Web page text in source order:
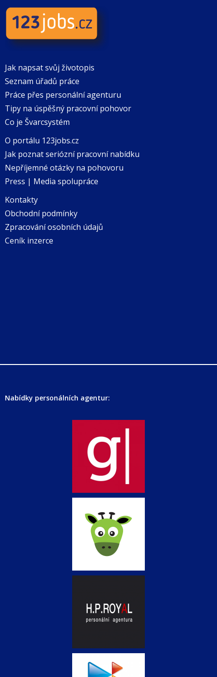
Jak napsat svůj životopis
Seznam úřadů práce
Práce přes personální agenturu
Tipy na úspěšný pracovní pohovor
Co je Švarcsystém
O portálu 123jobs.cz
Jak poznat seriózní pracovní nabídku
Nepříjemné otázky na pohovoru
Press | Media spolupráce
Kontakty
Obchodní podmínky
Zpracování osobních údajů
Ceník inzerce
Nabídky personálních agentur: